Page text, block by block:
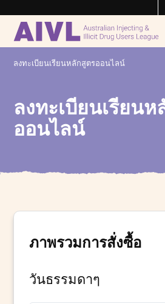
ลงทะเบียนเรียนหลักสูตรออนไลน์
ลงทะเบียนเรียน
ออนไลน์
ภาพรวมการสั่งซื้อ
วันธรรมดาๆ